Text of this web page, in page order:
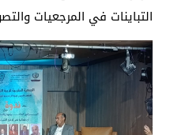
التباينات في المرجعيات